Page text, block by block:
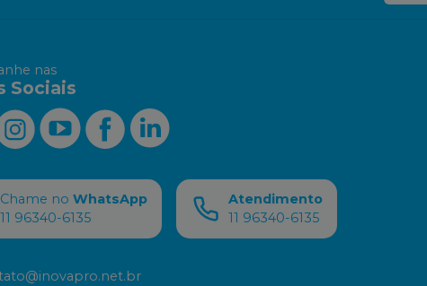
nas
Sociais
Chame no WhatsApp
11 96340-6135
Atendimento
11 96340-6135